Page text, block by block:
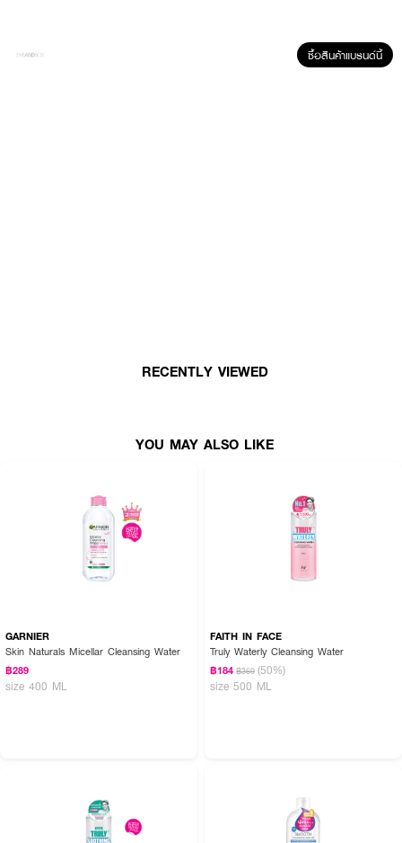
How To Use :
ซื้อสินค้าแบรนด์นี้
RECENTLY VIEWED
YOU MAY ALSO LIKE
GARNIER
Skin Naturals Micellar Cleansing Water
฿289
size 400 ML
FAITH IN FACE
Truly Waterly Cleansing Water
฿184 ฿369 (50%)
size 500 ML